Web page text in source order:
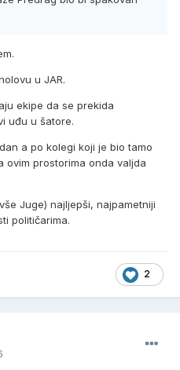
u JAR.
ekipe da se prekida
uđu u šatore.
a po kolegi koji je bio tamo
ovim prostorima onda valjda
Juge) najljepši, najpametniji
političarima.
2